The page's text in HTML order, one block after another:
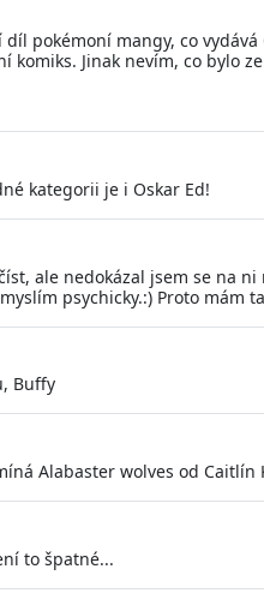
pokémoní mangy, co
komiks. Jinak nevím, co bylo
kategorii je i Oskar Ed!
ale nedokázal jsem se na
psychicky.:) Proto mám
Buffy
Alabaster wolves od
to špatné...